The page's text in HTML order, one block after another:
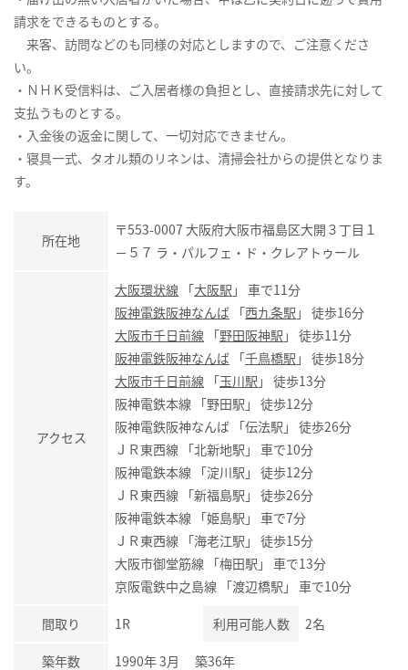
請求をできるものとする。
来客、訪問などのも同様の対応としますので、ご注意くださ
い。
・ＮＨＫ受信料は、ご入居者様の負担とし、直接請求先に対して
支払うものとする。
・入金後の返金に関して、一切対応できません。
・寝具一式、タオル類のリネンは、清掃会社からの提供となりま
す。
所在地
〒553-0007 大阪府大阪市福島区大開３丁目１
－５７ ラ・パルフェ・ド・クレアトゥール
アクセス
大阪環状線 「大阪駅 」 車で11分
阪神電鉄阪神なんば 「西九条駅 」 徒歩16分
大阪市千日前線 「野田阪神駅 」 徒歩11分
阪神電鉄阪神なんば 「千鳥橋駅 」 徒歩18分
大阪市千日前線 「玉川駅 」 徒歩13分
阪神電鉄本線 「野田駅」 徒歩12分
阪神電鉄阪神なんば 「伝法駅」 徒歩26分
ＪＲ東西線 「北新地駅」 車で10分
阪神電鉄本線 「淀川駅」 徒歩12分
ＪＲ東西線 「新福島駅」 徒歩26分
阪神電鉄本線 「姫島駅」 車で7分
ＪＲ東西線 「海老江駅」 徒歩15分
大阪市御堂筋線 「梅田駅」 車で13分
京阪電鉄中之島線 「渡辺橋駅」 車で10分
間取り 1R 利用可能人数 2名
築年数 1990年 3月 築36年